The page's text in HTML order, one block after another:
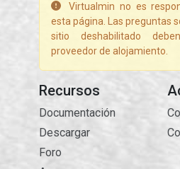
Virtualmin no es
esta página. Las preguntas
sitio deshabilitado
proveedor de alojamiento.
Recursos
Documentación
Descargar
Foro